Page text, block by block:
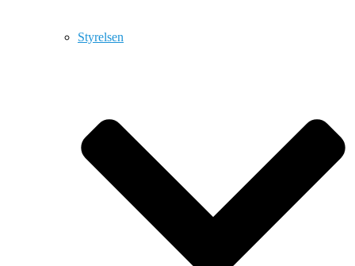
Styrelsen